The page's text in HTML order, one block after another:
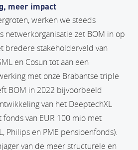
meer impact
werken we steeds
netwerkorganisatie zet BOM in op
bredere stakeholderveld van
en Cosun tot aan een
met onze Brabantse triple
BOM in 2022 bijvoorbeeld
van het DeeptechXL
van EUR 100 mio met
Philips en PME pensioenfonds).
van de meer structurele en